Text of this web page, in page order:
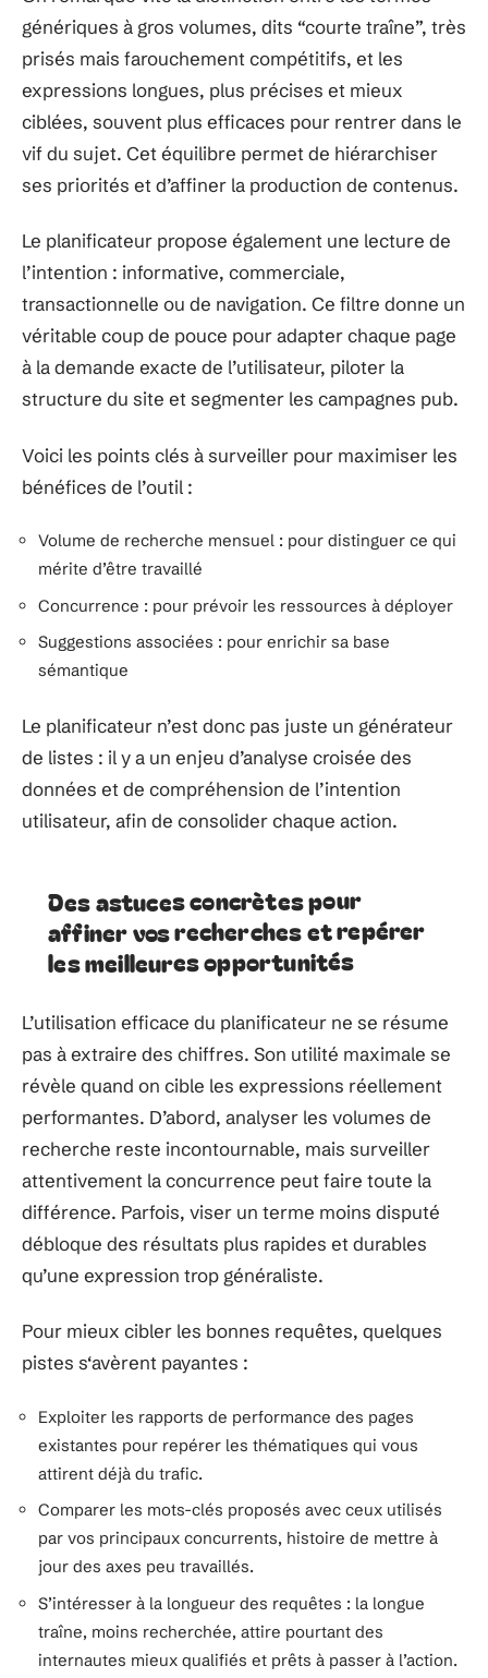
génériques à gros volumes, dits “courte traîne”, très
prisés mais farouchement compétitifs, et les
expressions longues, plus précises et mieux
ciblées, souvent plus efficaces pour rentrer dans le
vif du sujet. Cet équilibre permet de hiérarchiser
ses priorités et d’affiner la production de contenus.
Le planificateur propose également une lecture de
l’intention : informative, commerciale,
transactionnelle ou de navigation. Ce filtre donne un
véritable coup de pouce pour adapter chaque page
à la demande exacte de l’utilisateur, piloter la
structure du site et segmenter les campagnes pub.
Voici les points clés à surveiller pour maximiser les
bénéfices de l’outil :
Volume de recherche mensuel : pour distinguer ce qui
mérite d’être travaillé
Concurrence : pour prévoir les ressources à déployer
Suggestions associées : pour enrichir sa base
sémantique
Le planificateur n’est donc pas juste un générateur
de listes : il y a un enjeu d’analyse croisée des
données et de compréhension de l’intention
utilisateur, afin de consolider chaque action.
Des astuces concrètes pour
affiner vos recherches et repérer
les meilleures opportunités
L’utilisation efficace du planificateur ne se résume
pas à extraire des chiffres. Son utilité maximale se
révèle quand on cible les expressions réellement
performantes. D’abord, analyser les volumes de
recherche reste incontournable, mais surveiller
attentivement la concurrence peut faire toute la
différence. Parfois, viser un terme moins disputé
débloque des résultats plus rapides et durables
qu’une expression trop généraliste.
Pour mieux cibler les bonnes requêtes, quelques
pistes s‘avèrent payantes :
Exploiter les rapports de performance des pages
existantes pour repérer les thématiques qui vous
attirent déjà du trafic.
Comparer les mots-clés proposés avec ceux utilisés
par vos principaux concurrents, histoire de mettre à
jour des axes peu travaillés.
S’intéresser à la longueur des requêtes : la longue
traîne, moins recherchée, attire pourtant des
internautes mieux qualifiés et prêts à passer à l’action.